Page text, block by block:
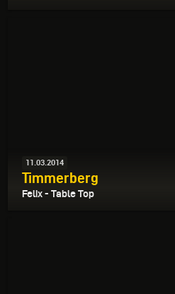
11.03.2014
Timmerberg
Felix - Table Top